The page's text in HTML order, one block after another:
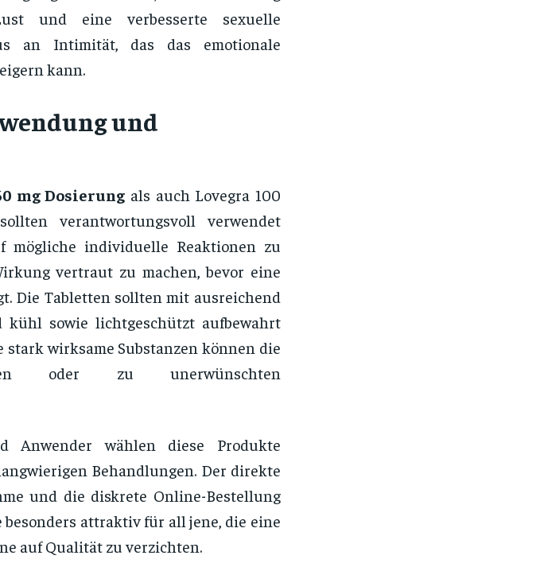
und eine verbesserte sexuelle
an Intimität, das das emotionale
kann.
und
mg Dosierung als auch Lovegra 100
verantwortungsvoll verwendet
mögliche individuelle Reaktionen zu
vertraut zu machen, bevor eine
Die Tabletten sollten mit ausreichend
kühl sowie lichtgeschützt aufbewahrt
wirksame Substanzen können die
oder zu unerwünschten
Anwender wählen diese Produkte
Behandlungen. Der direkte
und die diskrete Online-Bestellung
attraktiv für all jene, die eine
auf Qualität zu verzichten.